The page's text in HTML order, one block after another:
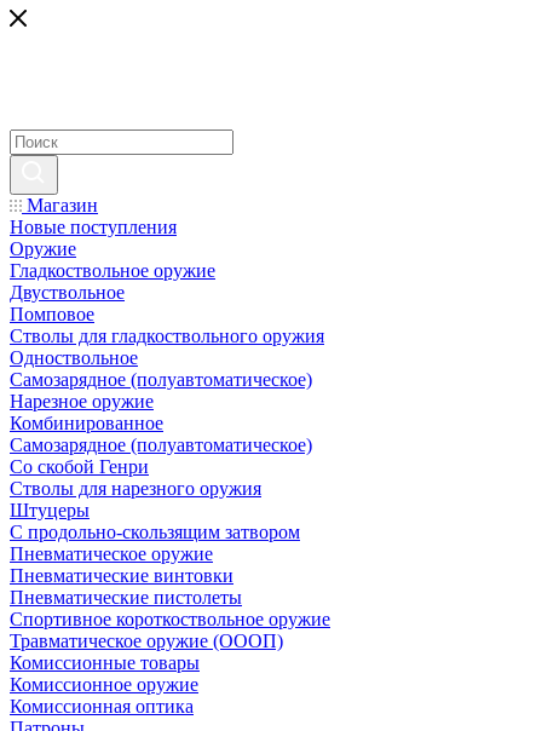
Магазин
Новые поступления
Оружие
Гладкоствольное оружие
Двуствольное
Помповое
Стволы для гладкоствольного оружия
Одноствольное
Самозарядное (полуавтоматическое)
Нарезное оружие
Комбинированное
Самозарядное (полуавтоматическое)
Со скобой Генри
Стволы для нарезного оружия
Штуцеры
С продольно-скользящим затвором
Пневматическое оружие
Пневматические винтовки
Пневматические пистолеты
Спортивное короткоствольное оружие
Травматическое оружие (ОООП)
Комиссионные товары
Комиссионное оружие
Комиссионная оптика